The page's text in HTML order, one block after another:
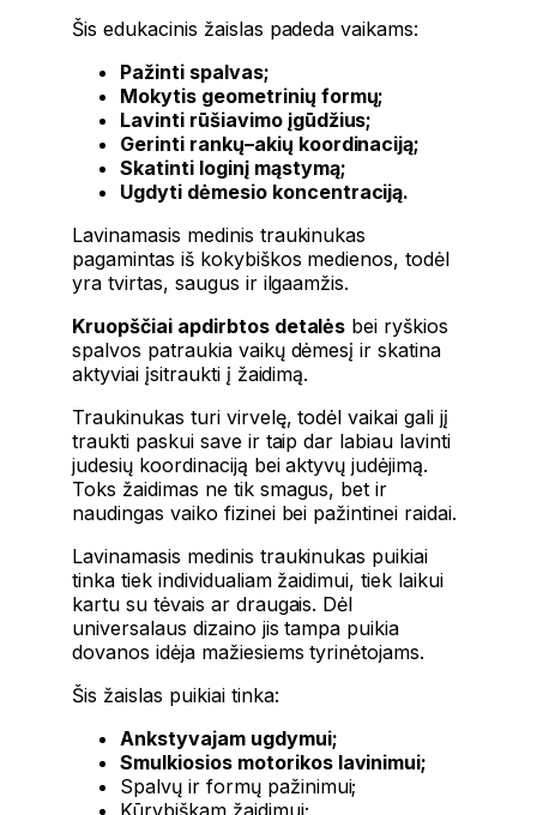
Šis edukacinis žaislas padeda vaikams:
Pažinti spalvas;
Mokytis geometrinių formų;
Lavinti rūšiavimo įgūdžius;
Gerinti rankų–akių koordinaciją;
Skatinti loginį mąstymą;
Ugdyti dėmesio koncentraciją.
Lavinamasis medinis traukinukas
pagamintas iš kokybiškos medienos, todėl
yra tvirtas, saugus ir ilgaamžis.
Kruopščiai apdirbtos detalės bei ryškios
spalvos patraukia vaikų dėmesį ir skatina
aktyviai įsitraukti į žaidimą.
Traukinukas turi virvelę, todėl vaikai gali jį
traukti paskui save ir taip dar labiau lavinti
judesių koordinaciją bei aktyvų judėjimą.
Toks žaidimas ne tik smagus, bet ir
naudingas vaiko fizinei bei pažintinei raidai.
Lavinamasis medinis traukinukas puikiai
tinka tiek individualiam žaidimui, tiek laikui
kartu su tėvais ar draugais. Dėl
universalaus dizaino jis tampa puikia
dovanos idėja mažiesiems tyrinėtojams.
Šis žaislas puikiai tinka:
Ankstyvajam ugdymui;
Smulkiosios motorikos lavinimui;
Spalvų ir formų pažinimui;